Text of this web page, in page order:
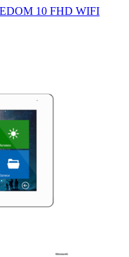
10 FHD WIFI